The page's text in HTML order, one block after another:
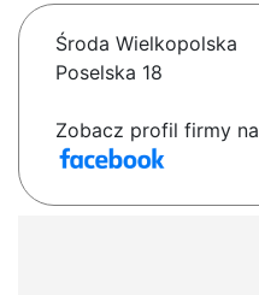
Środa Wielkopolska
Poselska 18
Zobacz profil firmy na